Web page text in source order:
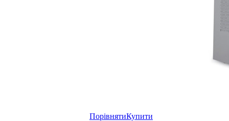
ПорівнятиКупити